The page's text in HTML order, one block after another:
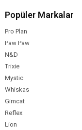
Popüler Markalar
Pro Plan
Paw Paw
N&D
Trixie
Mystic
Whiskas
Gimcat
Reflex
Lion